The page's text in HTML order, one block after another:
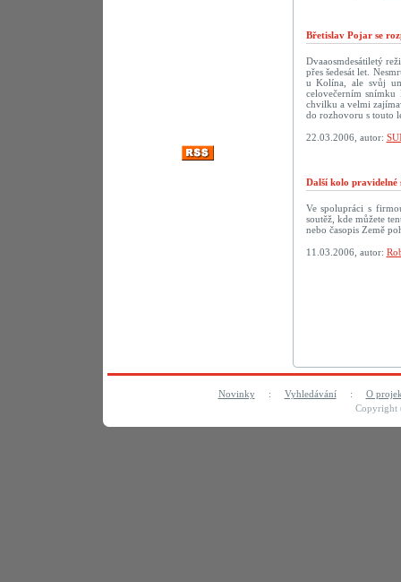
Břetislav Pojar se
Dvaaosmdesátiletý
přes šedesát let.
u Kolína, ale svůj
celovečerním
chvilku a velmi
do rozhovoru s touto
22.03.2006, autor:
Další kolo pravidelné
Ve spolupráci s
soutěž, kde můžete
nebo časopis Země
11.03.2006, autor:
Novinky: Vyhledávání: O
Copyright